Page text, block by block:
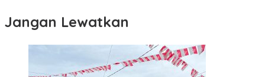
Jangan Lewatkan